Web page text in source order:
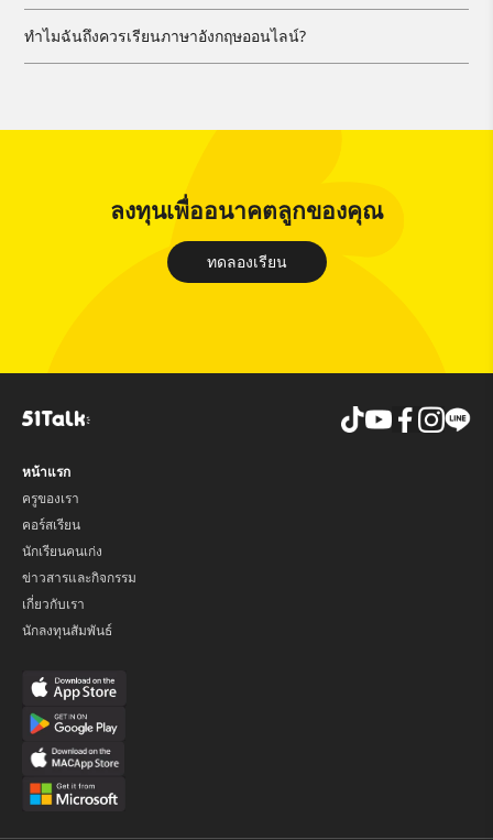
ทำไมฉันถึงควรเรียนภาษาอังกฤษออนไลน์?
ลงทุนเพื่ออนาคตลูกของคุณ
ทดลองเรียน
หน้าแรก
ครูของเรา
คอร์สเรียน
นักเรียนคนเก่ง
ข่าวสารและกิจกรรม
เกี่ยวกับเรา
นักลงทุนสัมพันธ์